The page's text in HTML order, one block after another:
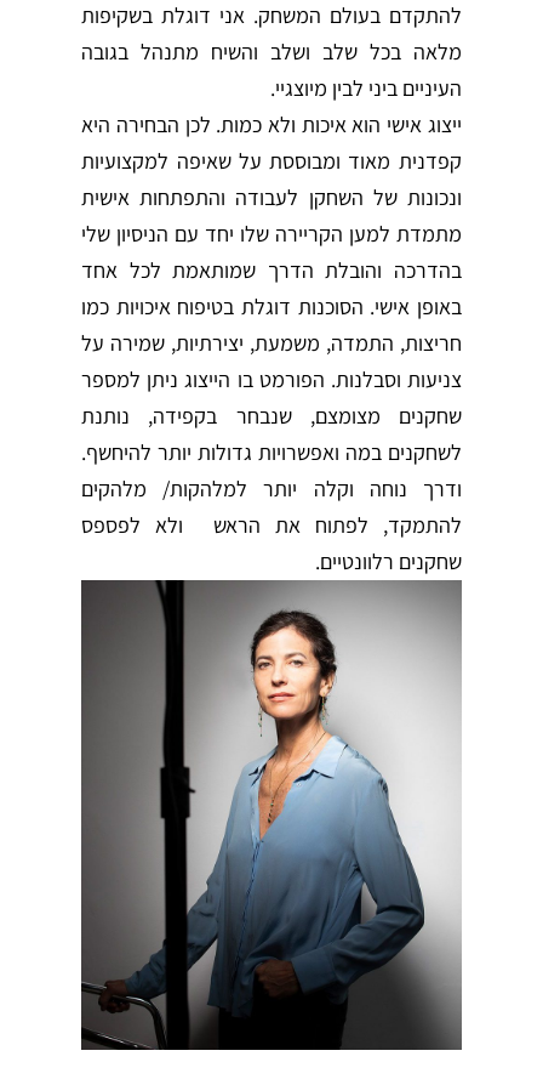
להתקדם בעולם המשחק. אני דוגלת בשקיפות
מלאה בכל שלב ושלב והשיח מתנהל בגובה
העיניים ביני לבין מיוצגיי.
ייצוג אישי הוא איכות ולא כמות. לכן הבחירה היא
קפדנית מאוד ומבוססת על שאיפה למקצועיות
ונכונות של השחקן לעבודה והתפתחות אישית
מתמדת למען הקריירה שלו יחד עם הניסיון שלי
בהדרכה והובלת הדרך שמותאמת לכל אחד
באופן אישי. הסוכנות דוגלת בטיפוח איכויות כמו
חריצות, התמדה, משמעת, יצירתיות, שמירה על
צניעות וסבלנות. הפורמט בו הייצוג ניתן למספר
שחקנים מצומצם, שנבחר בקפידה, נותנת
לשחקנים במה ואפשרויות גדולות יותר להיחשף.
ודרך נוחה וקלה יותר למלהקות/ מלהקים
להתמקד, לפתוח את הראש ולא לפספס
שחקנים רלוונטיים.